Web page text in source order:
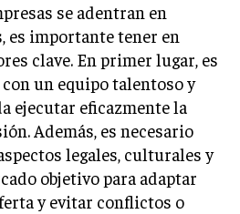
Y CADENA DE
CONTINUA
Y GESTIÓN DEL
se adentran en
es importante tener en
clave. En primer lugar, es
un equipo talentoso y
ejecutar eficazmente la
Además, es necesario
legales, culturales y
objetivo para adaptar
y evitar conflictos o